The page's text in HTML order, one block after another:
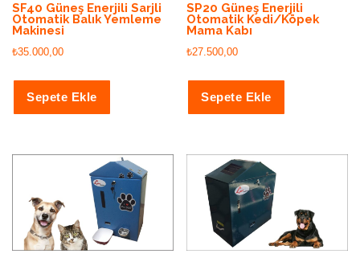
SF40 Güneş Enerjili Sarjli
Otomatik Balık Yemleme
Makinesi
₺35.000,00
Sepete Ekle
SP20 Güneş Enerjili
Otomatik Kedi/Köpek
Mama Kabı
₺27.500,00
Sepete Ekle